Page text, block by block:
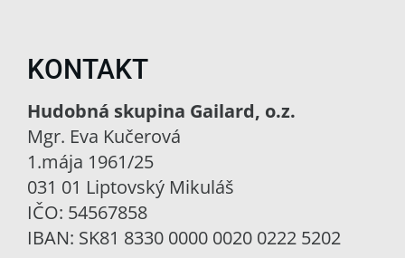
KONTAKT
Hudobná skupina Gailard, o.z.
Mgr. Eva Kučerová
1.mája 1961/25
031 01 Liptovský Mikuláš
IČO: 54567858
IBAN: SK81 8330 0000 0020 0222 5202